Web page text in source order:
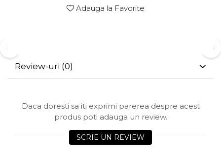
Adauga la Favorite
Review-uri (0)
Daca doresti sa iti exprimi parerea despre acest
produs poti adauga un review.
SCRIE UN REVIEW